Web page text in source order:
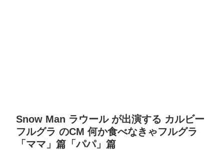
Snow Man ラウール が出演する カルビー
フルグラ のCM 何か食べなきゃフルグラ
「ママ」篇「パパ」篇